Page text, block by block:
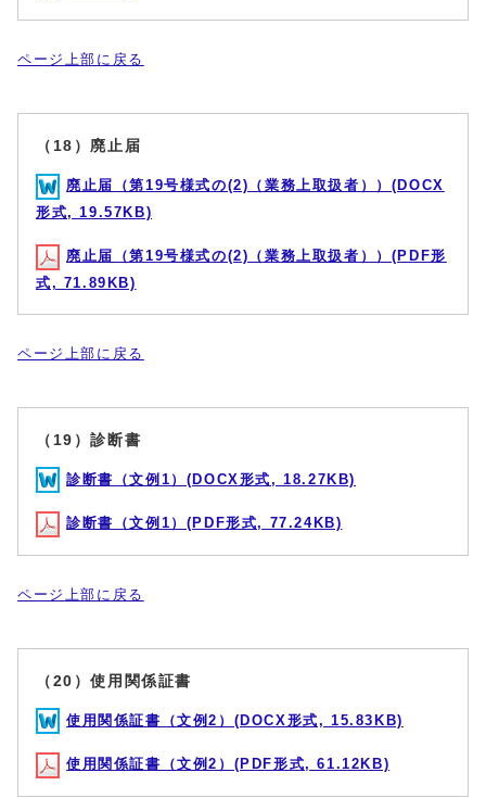
ページ上部に戻る
（18）廃止届
廃止届（第19号様式の(2)（業務上取扱者））(DOCX
形式, 19.57KB)
廃止届（第19号様式の(2)（業務上取扱者））(PDF形
式, 71.89KB)
ページ上部に戻る
（19）診断書
診断書（文例1）(DOCX形式, 18.27KB)
診断書（文例1）(PDF形式, 77.24KB)
ページ上部に戻る
（20）使用関係証書
使用関係証書（文例2）(DOCX形式, 15.83KB)
使用関係証書（文例2）(PDF形式, 61.12KB)